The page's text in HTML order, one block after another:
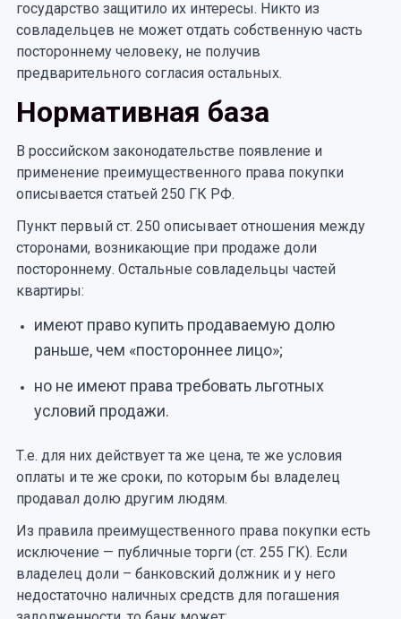
государство защитило их интересы. Никто из
совладельцев не может отдать собственную часть
постороннему человеку, не получив
предварительного согласия остальных.
Нормативная база
В российском законодательстве появление и
применение преимущественного права покупки
описывается статьей 250 ГК РФ.
Пункт первый ст. 250 описывает отношения между
сторонами, возникающие при продаже доли
постороннему. Остальные совладельцы частей
квартиры:
имеют право купить продаваемую долю
раньше, чем «постороннее лицо»;
но не имеют права требовать льготных
условий продажи.
Т.е. для них действует та же цена, те же условия
оплаты и те же сроки, по которым бы владелец
продавал долю другим людям.
Из правила преимущественного права покупки есть
исключение — публичные торги (ст. 255 ГК). Если
владелец доли – банковский должник и у него
недостаточно наличных средств для погашения